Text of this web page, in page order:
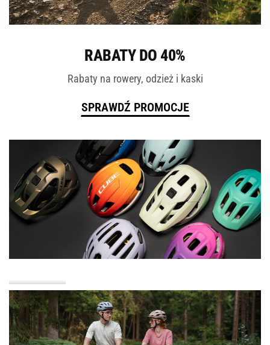
RABATY DO 40%
Rabaty na rowery, odzież i kaski
SPRAWDŹ PROMOCJE